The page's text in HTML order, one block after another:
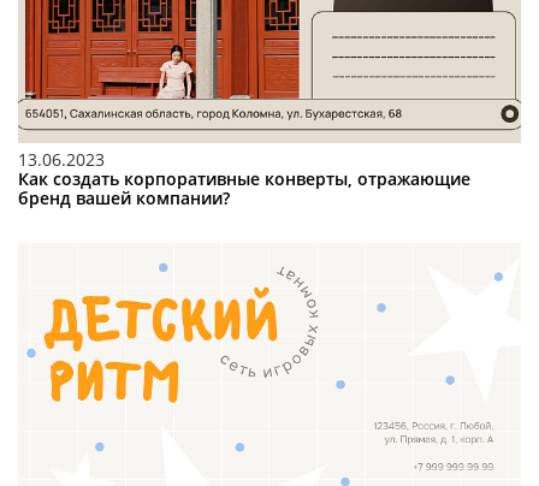
13.06.2023
Как создать корпоративные конверты, отражающие
бренд вашей компании?